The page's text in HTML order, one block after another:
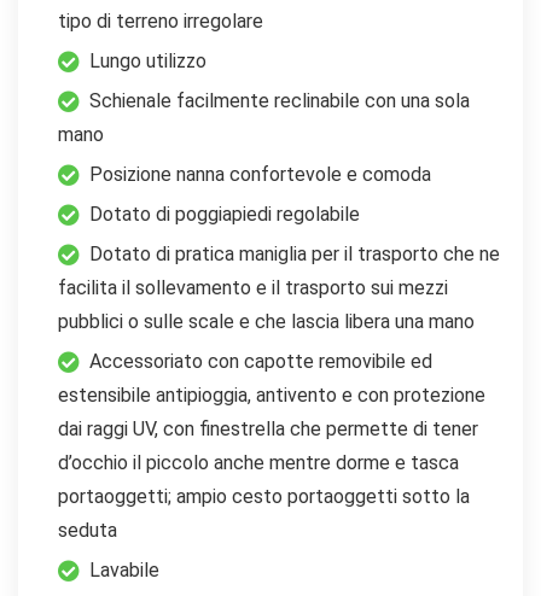
tipo di terreno irregolare
Lungo utilizzo
Schienale facilmente reclinabile con una sola
mano
Posizione nanna confortevole e comoda
Dotato di poggiapiedi regolabile
Dotato di pratica maniglia per il trasporto che ne
facilita il sollevamento e il trasporto sui mezzi
pubblici o sulle scale e che lascia libera una mano
Accessoriato con capotte removibile ed
estensibile antipioggia, antivento e con protezione
dai raggi UV, con finestrella che permette di tener
d’occhio il piccolo anche mentre dorme e tasca
portaoggetti; ampio cesto portaoggetti sotto la
seduta
Lavabile